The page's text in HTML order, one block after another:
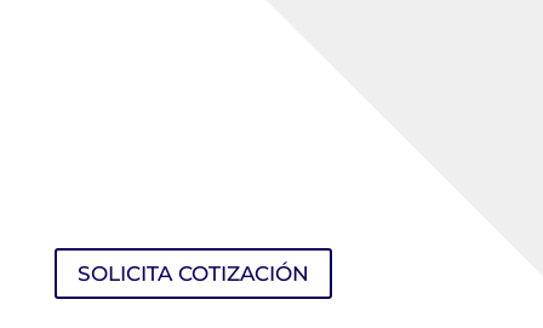
SOLICITA COTIZACIÓN